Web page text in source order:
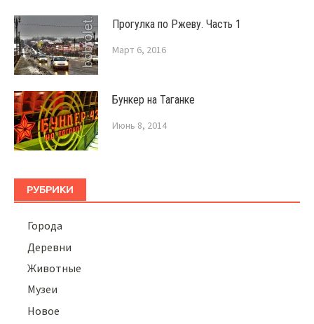
Прогулка по Ржеву. Часть 1
Март 6, 2016
Бункер на Таганке
Июнь 8, 2014
РУБРИКИ
Города
Деревни
Животные
Музеи
Новое